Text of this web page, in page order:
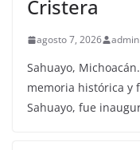
Cristera
agosto 7, 2026 admin
Sahuayo,
memoria histórica y
Sahuayo, fue